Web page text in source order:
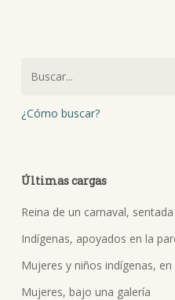
¿Cómo buscar?
Últimas cargas
Reina de un carnaval,
Indígenas, apoyados en la
Mujeres y niños indígenas,
Mujeres, bajo una galería